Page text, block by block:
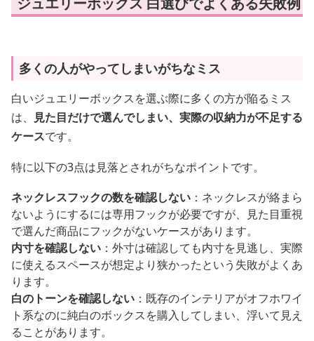
多くの人がやってしまいがちなミス
白いジュエリーボックスを選ぶ際に多くの方が陥るミス
は、
見た目だけで選んでしまい、実際の収納力が不足する
ケースです。
特に以下の3点は見落とされがちなポイントです。
ネックレスフックの数を確認しない ：ネックレスが絡まら
ないようにするには専用フックが必要ですが、見た目重視
で選んだ商品にフックがないケースがあります。
内寸を確認しない ：外寸は確認しても内寸を見逃し、実際
に使えるスペースが想定より狭かったという失敗がよくあ
ります。
白のトーンを確認しない ：既存のインテリアがオフホワイ
ト系なのに純白のボックスを購入してしまい、浮いて見え
ることがあります。